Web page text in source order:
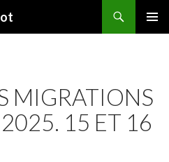
MIGRATIONS
15 ET 16